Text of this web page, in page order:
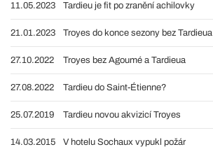
11.05.2023 Tardieu je fit po zranění achilovky
21.01.2023 Troyes do konce sezony bez Tardieua
27.10.2022 Troyes bez Agoumé a Tardieua
27.08.2022 Tardieu do Saint-Étienne?
25.07.2019 Tardieu novou akvizicí Troyes
14.03.2015 V hotelu Sochaux vypukl požár